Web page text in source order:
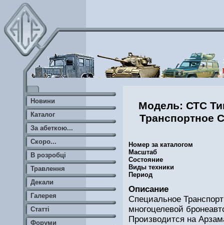
Модель: СТС
Транспортное
Номер за каталогом
Масштаб
Состояние
Виды техники
Период
Описание
Специальное
многоцелевой
Производится на
Новини
Каталог
За абеткою...
Скоро...
В розробці
Травлення
Декали
Галерея
Статті
Форуми